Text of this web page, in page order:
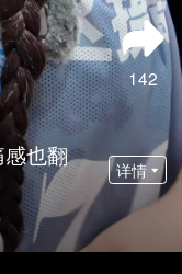
142
也翻
详情